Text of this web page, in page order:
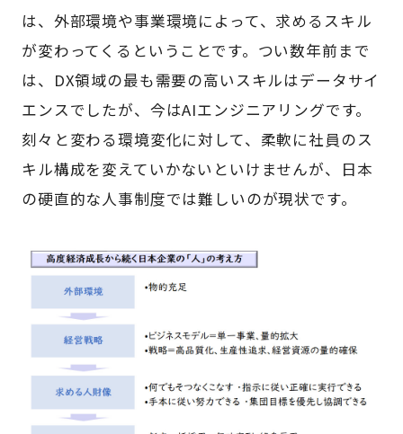
は、外部環境や事業環境によって、求めるスキル
が変わってくるということです。つい数年前まで
は、DX領域の最も需要の高いスキルはデータサイ
エンスでしたが、今はAIエンジニアリングです。
刻々と変わる環境変化に対して、柔軟に社員のス
キル構成を変えていかないといけませんが、日本
の硬直的な人事制度では難しいのが現状です。